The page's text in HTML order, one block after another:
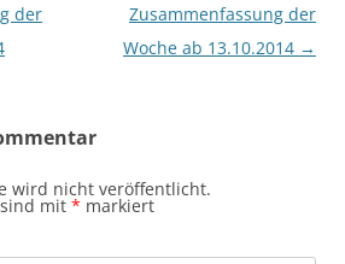
der
Zusammenfassung der
Woche ab 13.10.2014 →
wird nicht veröffentlicht.
mit * markiert